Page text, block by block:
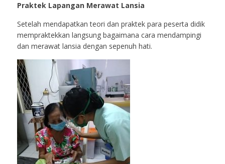
Praktek Lapangan Merawat Lansia
Setelah mendapatkan teori dan praktek para peserta didik
mempraktekkan langsung bagaimana cara mendampingi
dan merawat lansia dengan sepenuh hati.